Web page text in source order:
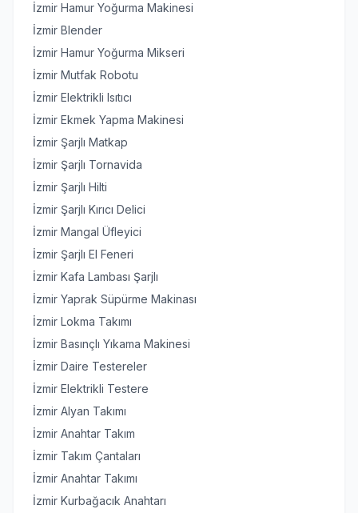
İzmir Hamur Yoğurma Makinesi
İzmir Blender
İzmir Hamur Yoğurma Mikseri
İzmir Mutfak Robotu
İzmir Elektrikli Isıtıcı
İzmir Ekmek Yapma Makinesi
İzmir Şarjlı Matkap
İzmir Şarjlı Tornavida
İzmir Şarjlı Hilti
İzmir Şarjlı Kırıcı Delici
İzmir Mangal Üfleyici
İzmir Şarjlı El Feneri
İzmir Kafa Lambası Şarjlı
İzmir Yaprak Süpürme Makinası
İzmir Lokma Takımı
İzmir Basınçlı Yıkama Makinesi
İzmir Daire Testereler
İzmir Elektrikli Testere
İzmir Alyan Takımı
İzmir Anahtar Takım
İzmir Takım Çantaları
İzmir Anahtar Takımı
İzmir Kurbağacık Anahtarı